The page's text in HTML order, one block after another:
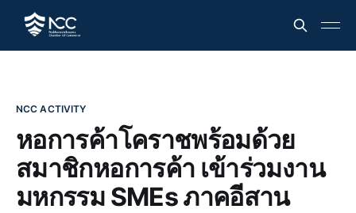
NCC ACTIVITY
หอการค้าโคราชพร้อมด้วย
สมาชิกหอการค้า เข้าร่วมงาน
มหกรรม SMEs ภาคอีสาน